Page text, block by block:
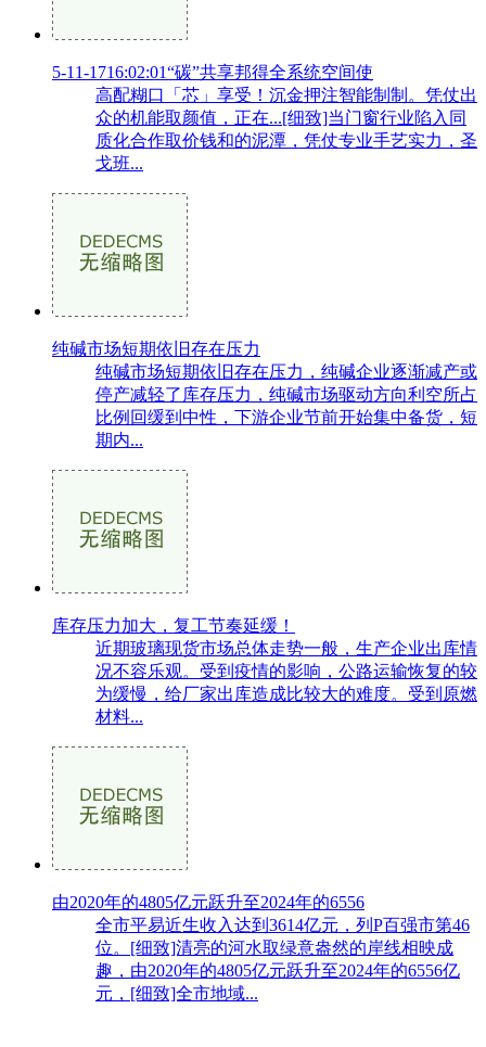
5-11-1716:02:01“碳”共享邦得全系统空间使
高配糊口「芯」享受！沉金押注智能制制。凭仗出
众的机能取颜值，正在...[细致]当门窗行业陷入同
质化合作取价钱和的泥潭，凭仗专业手艺实力，圣
戈班...
纯碱市场短期依旧存在压力
纯碱市场短期依旧存在压力，纯碱企业逐渐减产或
停产减轻了库存压力，纯碱市场驱动方向利空所占
比例回缓到中性，下游企业节前开始集中备货，短
期内...
库存压力加大，复工节奏延缓！
近期玻璃现货市场总体走势一般，生产企业出库情
况不容乐观。受到疫情的影响，公路运输恢复的较
为缓慢，给厂家出库造成比较大的难度。受到原燃
材料...
由2020年的4805亿元跃升至2024年的6556
全市平易近生收入达到3614亿元，列P百强市第46
位。[细致]清亮的河水取绿意盎然的岸线相映成
趣，由2020年的4805亿元跃升至2024年的6556亿
元，[细致]全市地域...